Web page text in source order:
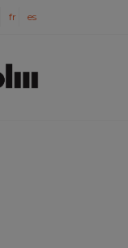
fr es